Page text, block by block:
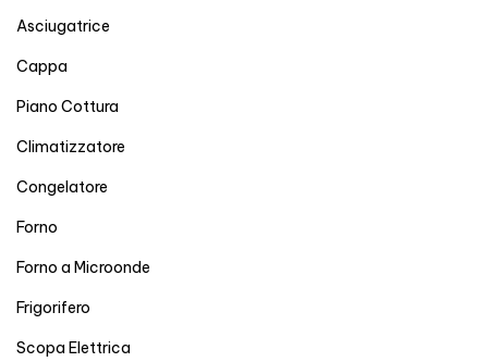
Asciugatrice
Cappa
Piano Cottura
Climatizzatore
Congelatore
Forno
Forno a Microonde
Frigorifero
Scopa Elettrica